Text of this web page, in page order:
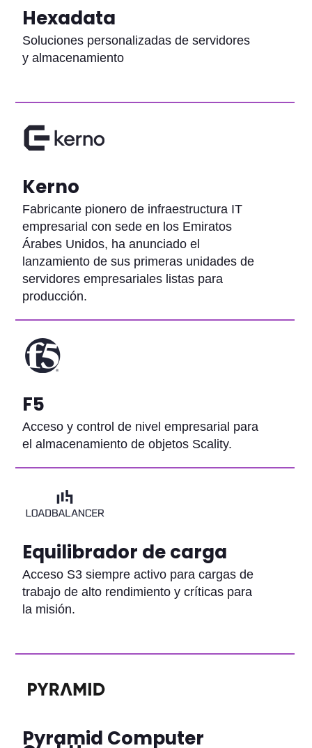
Hexadata
Soluciones personalizadas de servidores
y almacenamiento
Kerno
Fabricante pionero de infraestructura IT
empresarial con sede en los Emiratos
Árabes Unidos, ha anunciado el
lanzamiento de sus primeras unidades de
servidores empresariales listas para
producción.
F5
Acceso y control de nivel empresarial para
el almacenamiento de objetos Scality.
Equilibrador de carga
Acceso S3 siempre activo para cargas de
trabajo de alto rendimiento y críticas para
la misión.
Pyramid Computer